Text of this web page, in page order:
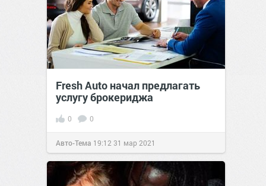
Fresh Auto начал предлагать
услугу брокериджа
0 0
Авто-Тема 19:12 31 мар 2021